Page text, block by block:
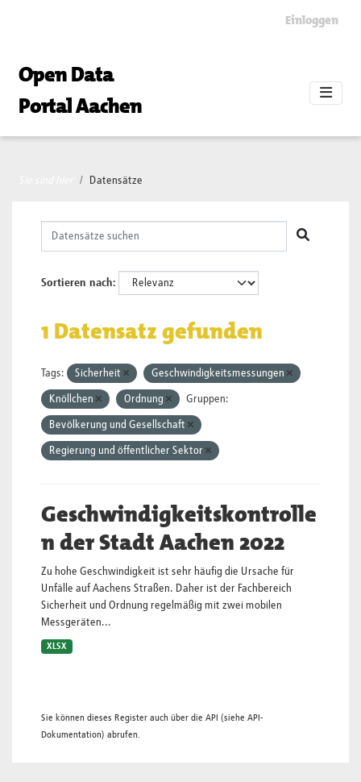
Einloggen
Open Data
Portal Aachen
Datensätze
Sortieren nach
1 Datensatz gefunden
Tags: Sicherheit Geschwindigkeitsmessungen
Knöllchen Ordnung Gruppen:
Bevölkerung und Gesellschaft
Regierung und öffentlicher Sektor
Geschwindigkeitskontrolle
n der Stadt Aachen 2022
Zu hohe Geschwindigkeit ist sehr häufig die Ursache für
Unfälle auf Aachens Straßen. Daher ist der Fachbereich
Sicherheit und Ordnung regelmäßig mit zwei mobilen
Messgeräten...
XLSX
Sie können dieses Register auch über die API (siehe API-
Dokumentation) abrufen.